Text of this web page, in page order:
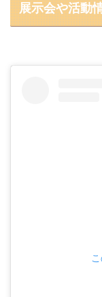
展示会や活動